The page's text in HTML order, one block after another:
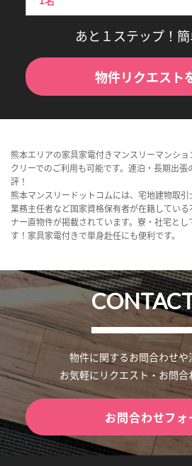
あと１ステップ！簡
物件リクエスト
熊本エリアの家具家電付きマンスリーマンシ
クリーでのご利用も可能です。連泊・長期出
評！
熊本マンスリードットコムには、宅地建物取
業務主任者など国家資格保有者が在籍してい
ナー直物件が掲載されています。寮・社宅と
す！家具家電付きで単身赴任にも便利です。
物件に関するお問合わせや
お気軽にリクエスト・お問合
お問合わせフォ